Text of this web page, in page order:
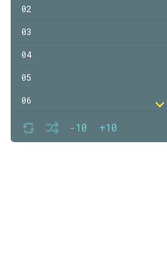
-10 +10
02
03
04
05
06
07
08